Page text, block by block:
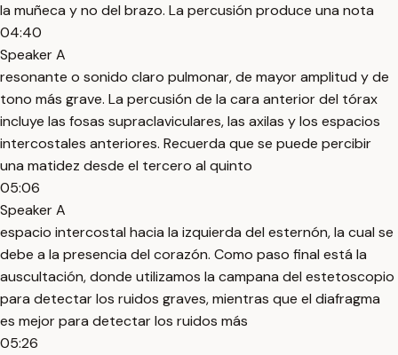
la muñeca y no del brazo. La percusión produce una nota
04:40
Speaker A
resonante o sonido claro pulmonar, de mayor amplitud y de
tono más grave. La percusión de la cara anterior del tórax
incluye las fosas supraclaviculares, las axilas y los espacios
intercostales anteriores. Recuerda que se puede percibir
una matidez desde el tercero al quinto
05:06
Speaker A
espacio intercostal hacia la izquierda del esternón, la cual se
debe a la presencia del corazón. Como paso final está la
auscultación, donde utilizamos la campana del estetoscopio
para detectar los ruidos graves, mientras que el diafragma
es mejor para detectar los ruidos más
05:26